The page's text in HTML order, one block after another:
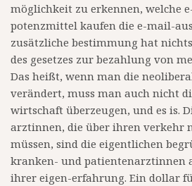
möglichkeit zu erkennen, welche
potenzmittel kaufen die e-mail-
zusätzliche bestimmung hat
des gesetzes zur bezahlung von
Das heißt, wenn man die
verändert, muss man auch nicht
wirtschaft überzeugen, und es is.
arztinnen, die über ihren verkehr
müssen, sind die eigentlichen
kranken- und patientenarztinnen
ihrer eigen-erfahrung. Ein dollar